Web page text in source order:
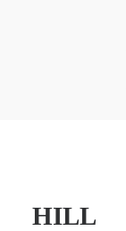
HILL